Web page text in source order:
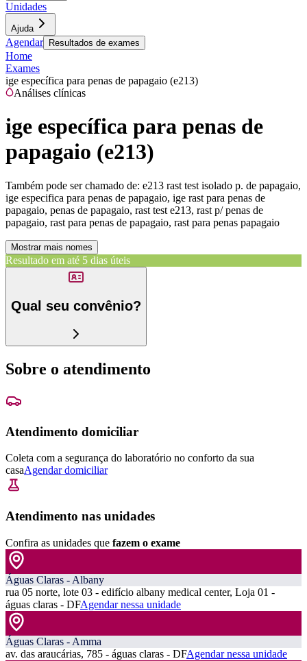
Unidades
Ajuda
Agendar Resultados de exames
Home
Exames
ige específica para penas de papagaio (e213)
Análises clínicas
ige específica para penas de
papagaio (e213)
Também pode ser chamado de: e213 rast test isolado p. de papagaio,
ige especifica para penas de papagaio, ige rast para penas de
papagaio, penas de papagaio, rast test e213, rast p/ penas de
papagaio, rast para penas de papagaio, rast para penas papagaio
Mostrar mais nomes
Resultado em até 5 dias úteis
Qual seu convênio?
Sobre o atendimento
Atendimento domiciliar
Coleta com a segurança do laboratório no conforto da sua
casaAgendar domiciliar
Atendimento nas unidades
Confira as unidades que fazem o exame
Águas Claras - Albany
rua 05 norte, lote 03 - edifício albany medical center, Loja 01 -
águas claras - DFAgendar nessa unidade
Águas Claras - Amma
av. das araucárias, 785 - águas claras - DFAgendar nessa unidade